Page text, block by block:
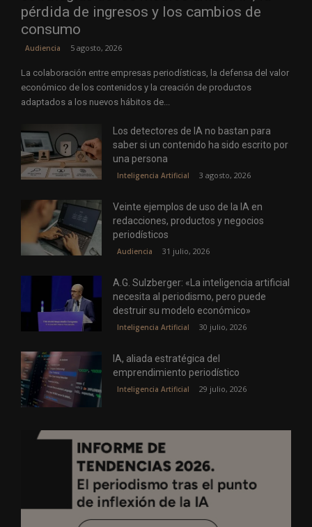
pérdida de ingresos y los cambios de
consumo
Audiencia 5 agosto, 2026
La colaboración entre empresas periodísticas, la defensa del valor
económico de los contenidos y la creación de productos
adaptados a los nuevos hábitos de...
Los detectores de IA no bastan para
saber si un contenido ha sido escrito por
una persona
Inteligencia Artificial 3 agosto, 2026
Veinte ejemplos de uso de la IA en
redacciones, productos y negocios
periodísticos
Audiencia 31 julio, 2026
A.G. Sulzberger: «La inteligencia artificial
necesita al periodismo, pero puede
destruir su modelo económico»
Inteligencia Artificial 30 julio, 2026
IA, aliada estratégica del
emprendimiento periodístico
Inteligencia Artificial 29 julio, 2026